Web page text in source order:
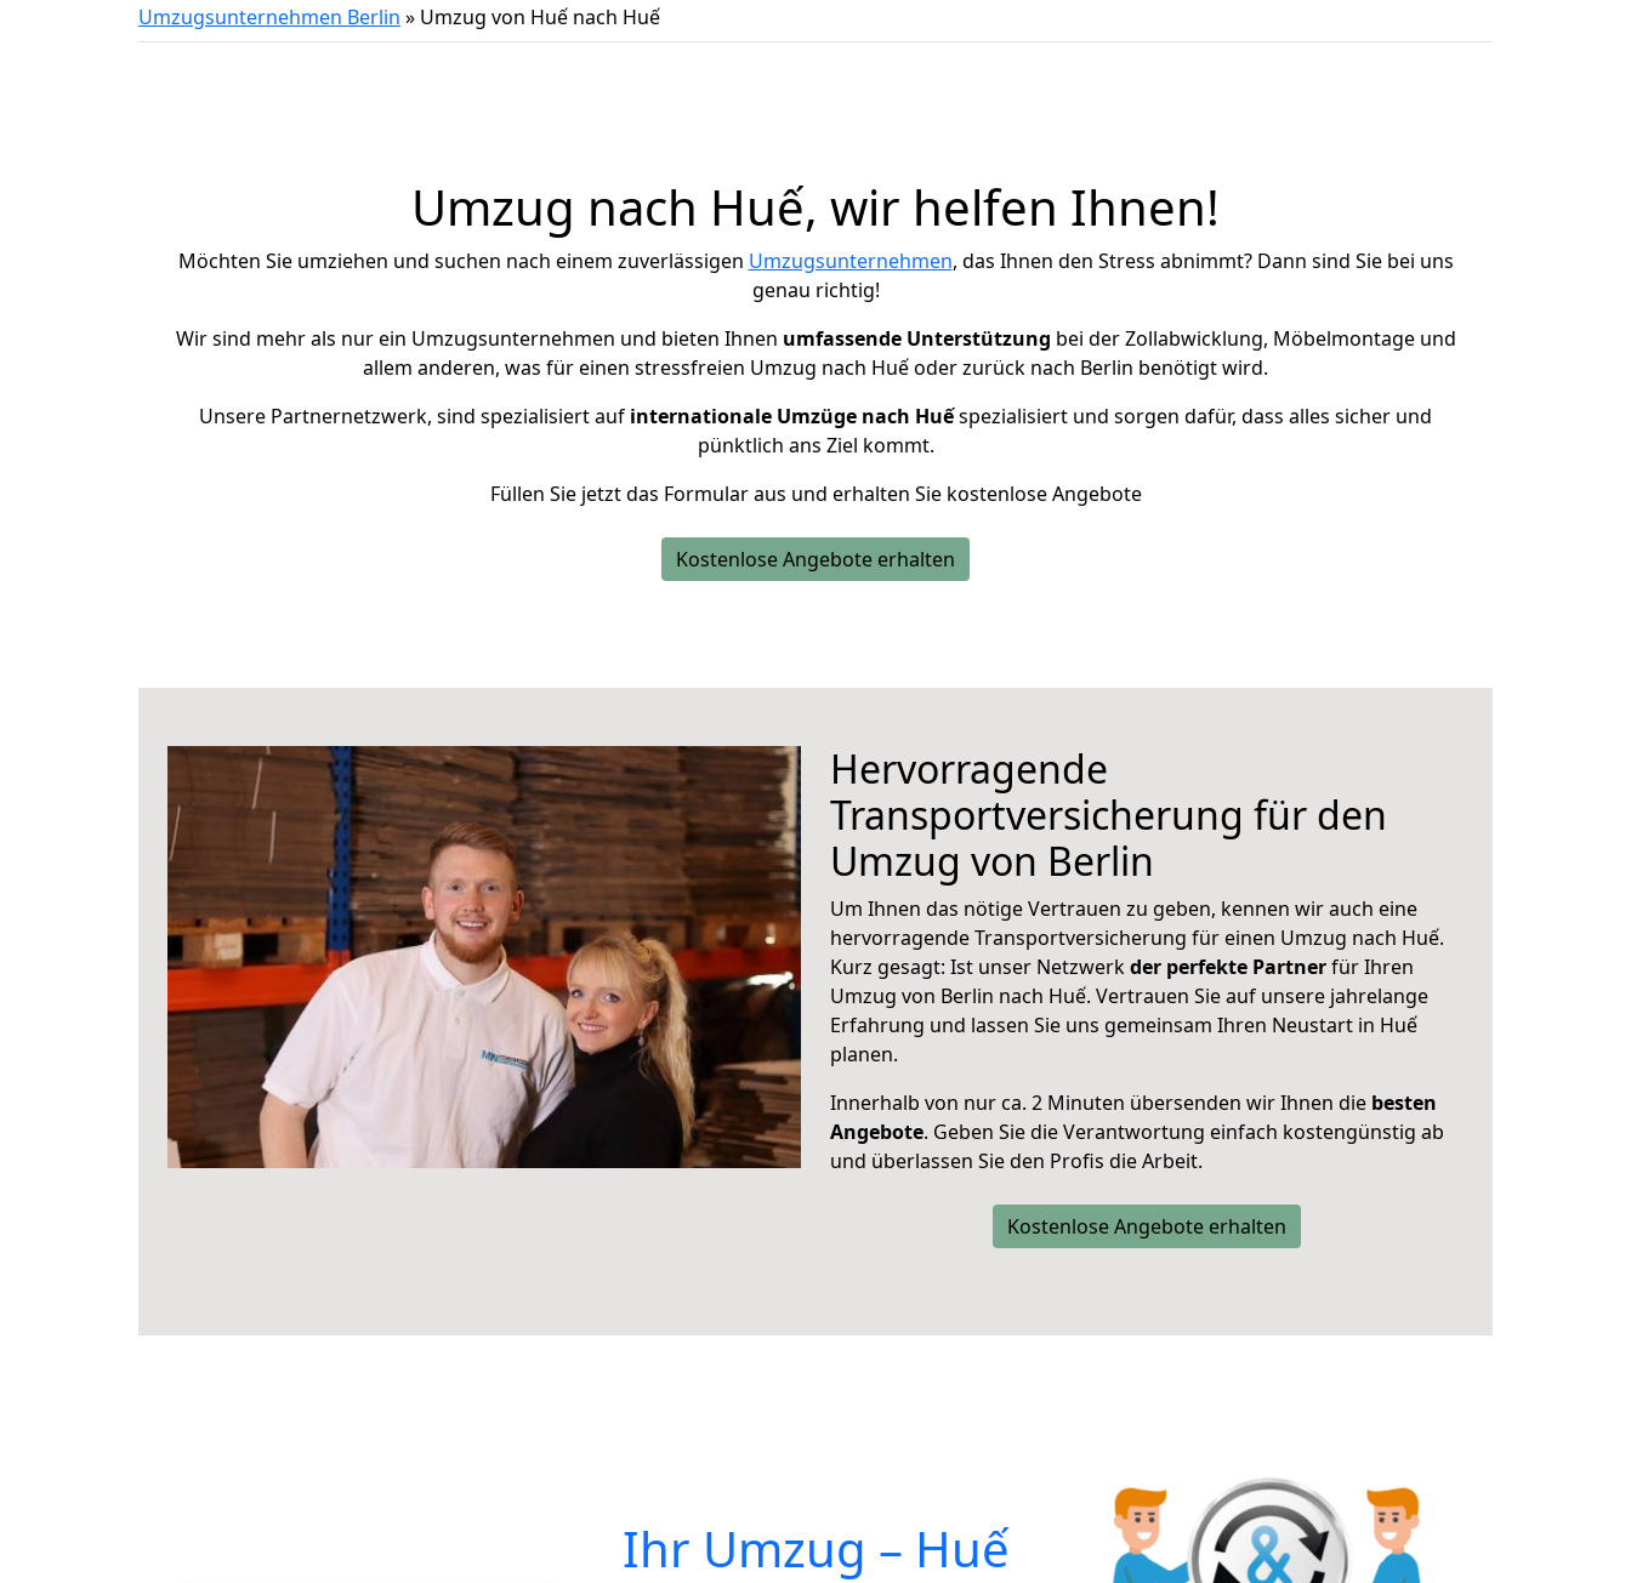
Umzugsunternehmen Berlin » Umzug von Huế nach Huế
Umzug nach Huế, wir helfen Ihnen!
Möchten Sie umziehen und suchen nach einem zuverlässigen Umzugsunternehmen, das Ihnen den Stress abnimmt? Dann sind Sie bei uns
genau richtig!
Wir sind mehr als nur ein Umzugsunternehmen und bieten Ihnen umfassende Unterstützung bei der Zollabwicklung, Möbelmontage und
allem anderen, was für einen stressfreien Umzug nach Huế oder zurück nach Berlin benötigt wird.
Unsere Partnernetzwerk, sind spezialisiert auf internationale Umzüge nach Huếspezialisiert und sorgen dafür, dass alles sicher und
pünktlich ans Ziel kommt.
Füllen Sie jetzt das Formular aus und erhalten Sie kostenlose Angebote
Kostenlose Angebote erhalten
Hervorragende
Transportversicherung für den
Umzug von Berlin
Um Ihnen das nötige Vertrauen zu geben, kennen wir auch eine
hervorragende Transportversicherung für einen Umzug nach Huế.
Kurz gesagt: Ist unser Netzwerkder perfekte Partnerfür Ihren
Umzug von Berlin nach Huế. Vertrauen Sie auf unsere jahrelange
Erfahrung und lassen Sie uns gemeinsam Ihren Neustart in Huế
planen.
Innerhalb von nur ca. 2 Minuten übersenden wir Ihnen die besten
Angebote. Geben Sie die Verantwortung einfach kostengünstig ab
und überlassen Sie den Profis die Arbeit.
Kostenlose Angebote erhalten
Ihr Umzug – Huế